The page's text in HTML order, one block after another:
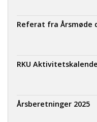
Referat fra Årsmøde
RKU
Årsberetninger 2025